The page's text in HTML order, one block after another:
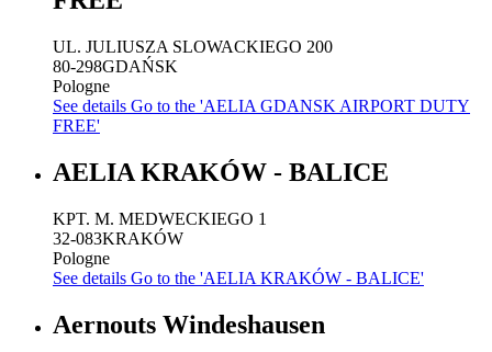
UL. JULIUSZA SLOWACKIEGO 200
80-298GDAŃSK
Pologne
See details Go to the 'AELIA GDANSK AIRPORT DUTY
FREE'
AELIA KRAKÓW - BALICE
KPT. M. MEDWECKIEGO 1
32-083KRAKÓW
Pologne
See details Go to the 'AELIA KRAKÓW - BALICE'
Aernouts Windeshausen